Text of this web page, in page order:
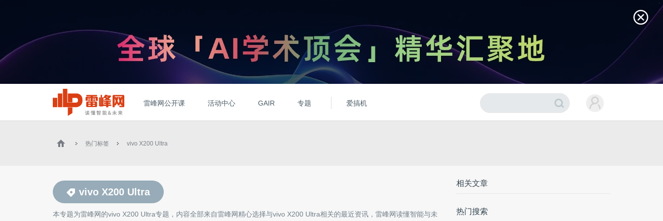
雷峰网公开课 活动中心 GAIR 专题 爱搞机
热门标签 vivo X200 Ultra
vivo X200 Ultra
本专题为雷峰网的vivo X200 Ultra专题，内容全部来自雷峰网精心选择与vivo X200 Ultra相关的最近资讯，雷峰网读懂智能与未
相关文章
热门搜索